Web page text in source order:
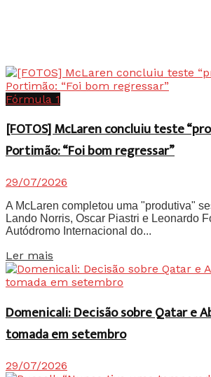
Fórmula 1
[FOTOS] McLaren concluiu teste
Portimão: “Foi bom regressar”
29/07/2026
A McLaren completou uma "produtiva"
Lando Norris, Oscar Piastri e Leonardo
Autódromo Internacional do...
Ler mais
Domenicali: Decisão sobre Qatar e
tomada em setembro
29/07/2026